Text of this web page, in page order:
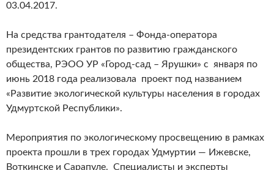
03.04.2017.
На средства грантодателя – Фонда-оператора
президентских грантов по развитию гражданского
общества, РЭОО УР «Город-сад – Ярушки» с января по
июнь 2018 года реализовала проект под названием
«Развитие экологической культуры населения в городах
Удмуртской Республики».
Мероприятия по экологическому просвещению в рамках
проекта прошли в трех городах Удмуртии — Ижевске,
Воткинске и Сарапуле. Специалисты и эксперты